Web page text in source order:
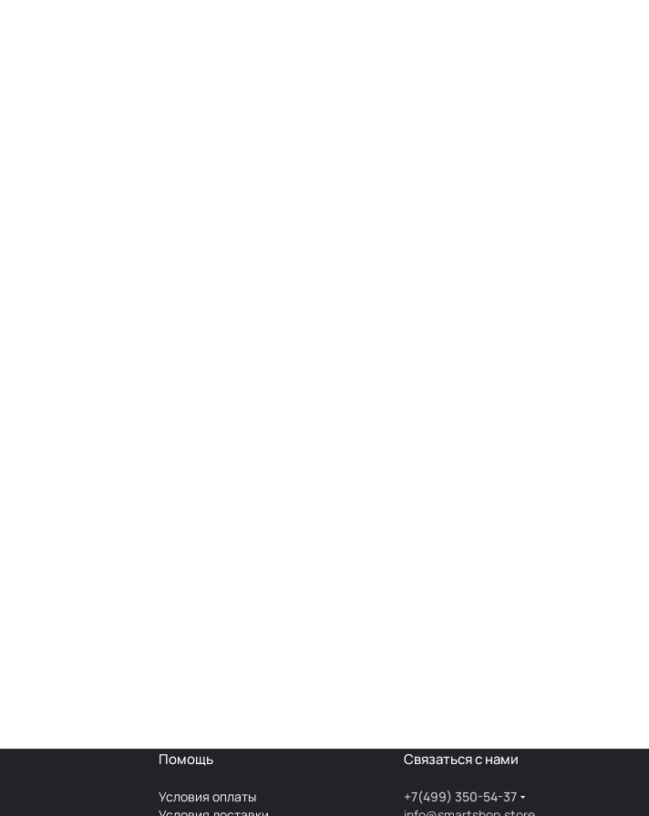
Помощь
Условия оплаты
Связаться с нами
+7(499) 350-54-37